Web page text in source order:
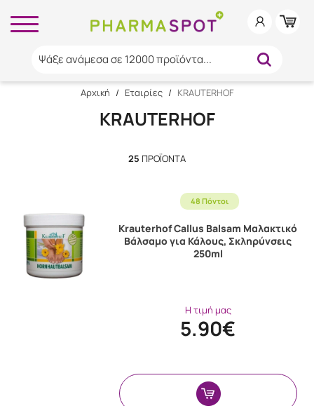
Ψάξε ανάμεσα σε 12000 προϊόντα...
Αρχική / Εταιρίες / KRAUTERHOF
KRAUTERHOF
25 ΠΡΟΪΌΝΤΑ
48 Πόντοι
Krauterhof Callus Balsam Μαλακτικό
Βάλσαμο για Κάλους, Σκληρύνσεις
250ml
Η τιμή μας
5.90€